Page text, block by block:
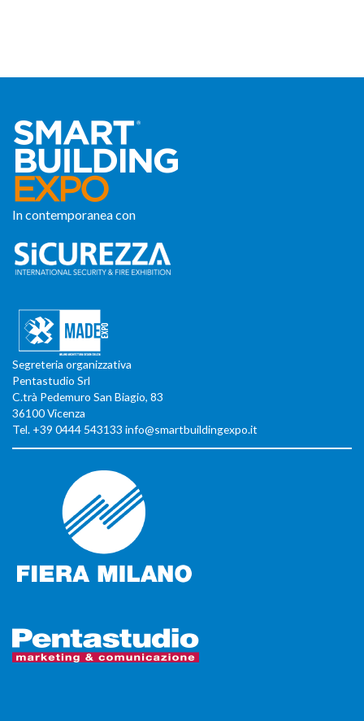
In contemporanea con
Segreteria organizzativa
Pentastudio Srl
C.trà Pedemuro San Biagio, 83
36100 Vicenza
Tel. +39 0444 543133 info@smartbuildingexpo.it